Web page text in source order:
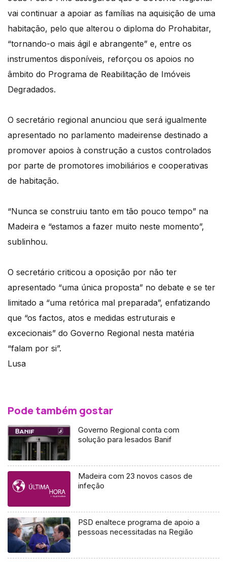
vai continuar a apoiar as famílias na aquisição de uma
habitação, pelo que alterou o diploma do Prohabitar,
“tornando-o mais ágil e abrangente” e, entre os
instrumentos disponíveis, reforçou os apoios no
âmbito do Programa de Reabilitação de Imóveis
Degradados.
O secretário regional anunciou que será igualmente
apresentado no parlamento madeirense destinado a
promover apoios à construção a custos controlados
por parte de promotores imobiliários e cooperativas
de habitação.
“Nunca se construiu tanto em tão pouco tempo” na
Madeira e “estamos a fazer muito neste momento”,
sublinhou.
O secretário criticou a oposição por não ter
apresentado “uma única proposta” no debate e se ter
limitado a “uma retórica mal preparada”, enfatizando
que “os factos, atos e medidas estruturais e
excecionais” do Governo Regional nesta matéria
“falam por si”.
Lusa
Pode também gostar
Governo Regional conta com
solução para lesados Banif
Madeira com 23 novos casos de
infeção
PSD enaltece programa de apoio a
pessoas necessitadas na Região